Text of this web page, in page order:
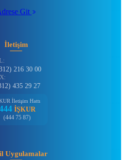
Git
İletişim
216 30 00
435 29 27
İletişim Hattı
İŞKUR
(444 75 87)
Uygulamalar